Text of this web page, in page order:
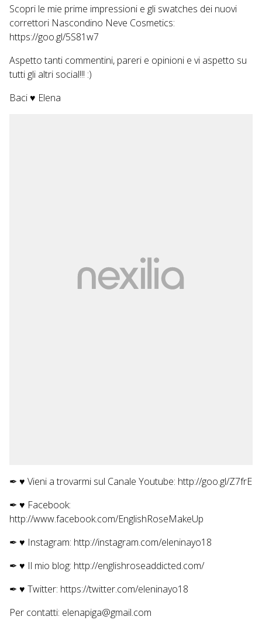
Scopri le mie prime impressioni e gli swatches dei nuovi
correttori Nascondino Neve Cosmetics:
https://goo.gl/5S81w7
Aspetto tanti commentini, pareri e opinioni e vi aspetto su
tutti gli altri social!!! :)
Baci ♥ Elena
✒ ♥ Vieni a trovarmi sul Canale Youtube: http://goo.gl/Z7frE
✒ ♥ Facebook:
http://www.facebook.com/EnglishRoseMakeUp
✒ ♥ Instagram: http://instagram.com/eleninayo18
✒ ♥ Il mio blog: http://englishroseaddicted.com/
✒ ♥ Twitter: https://twitter.com/eleninayo18
Per contatti: elenapiga@gmail.com